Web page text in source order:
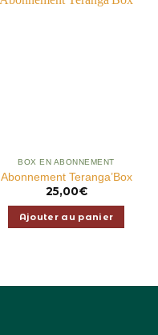
BOX EN ABONNEMENT
Abonnement Teranga’Box
25,00€
Ajouter au panier